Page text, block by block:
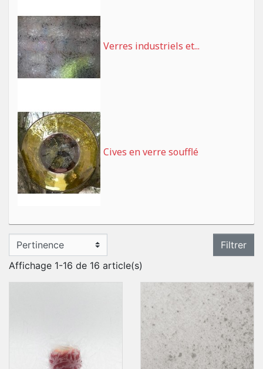
Verres industriels et...
Cives en verre soufflé
Filtrer
Affichage 1-16 de 16 article(s)